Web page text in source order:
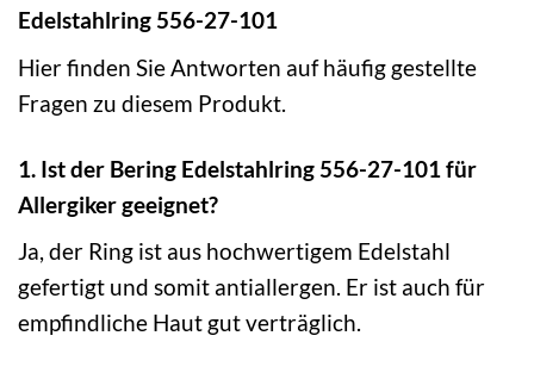
Edelstahlring 556-27-101
Hier finden Sie Antworten auf häufig gestellte
Fragen zu diesem Produkt.
1. Ist der Bering Edelstahlring 556-27-101 für
Allergiker geeignet?
Ja, der Ring ist aus hochwertigem Edelstahl
gefertigt und somit antiallergen. Er ist auch für
empfindliche Haut gut verträglich.